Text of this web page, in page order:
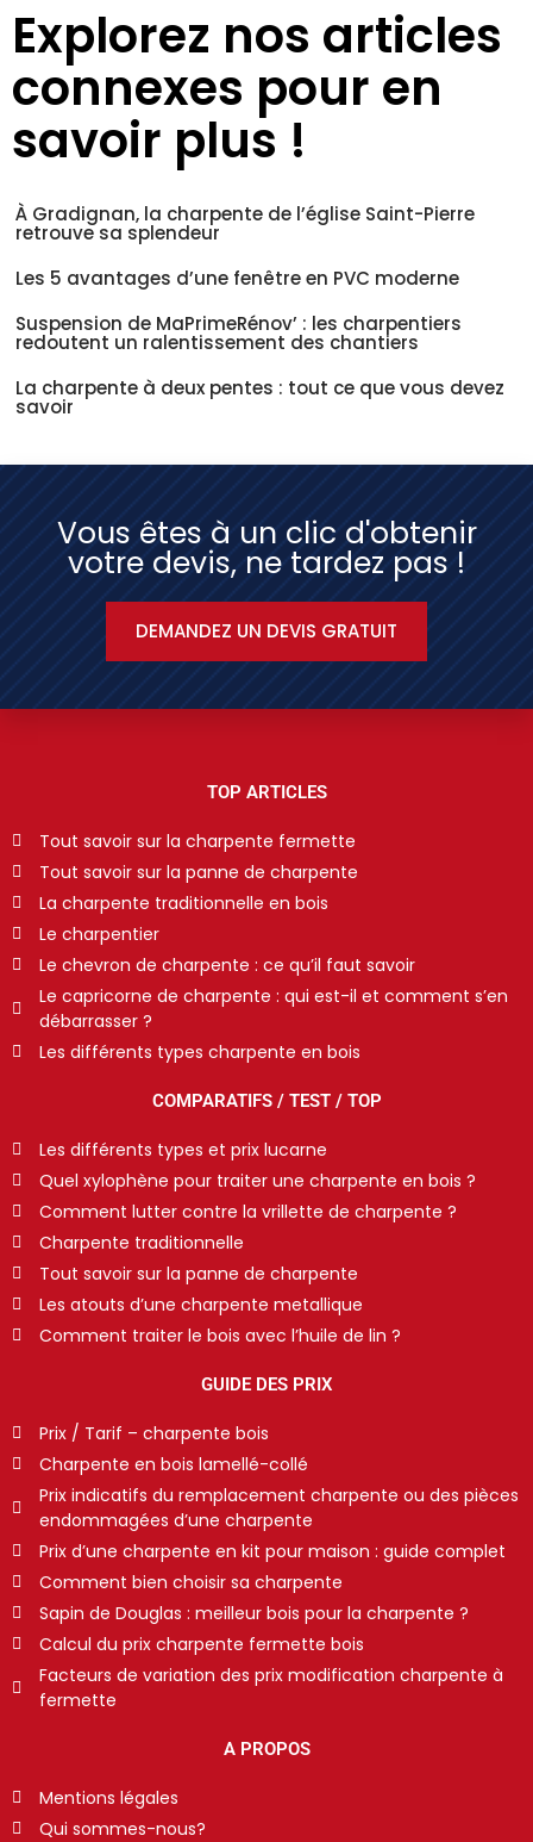
Explorez nos articles
connexes pour en
savoir plus !
À Gradignan, la charpente de l’église Saint-Pierre
retrouve sa splendeur
Les 5 avantages d’une fenêtre en PVC moderne
Suspension de MaPrimeRénov’ : les charpentiers
redoutent un ralentissement des chantiers
La charpente à deux pentes : tout ce que vous devez
savoir
Vous êtes à un clic d'obtenir
votre devis, ne tardez pas !
DEMANDEZ UN DEVIS GRATUIT
TOP ARTICLES
Tout savoir sur la charpente fermette
Tout savoir sur la panne de charpente
La charpente traditionnelle en bois
Le charpentier
Le chevron de charpente : ce qu’il faut savoir
Le capricorne de charpente : qui est-il et comment s’en
débarrasser ?
Les différents types charpente en bois
COMPARATIFS / TEST / TOP
Les différents types et prix lucarne
Quel xylophène pour traiter une charpente en bois ?
Comment lutter contre la vrillette de charpente ?
Charpente traditionnelle
Tout savoir sur la panne de charpente
Les atouts d’une charpente metallique
Comment traiter le bois avec l’huile de lin ?
GUIDE DES PRIX
Prix / Tarif – charpente bois
Charpente en bois lamellé-collé
Prix indicatifs du remplacement charpente ou des pièces
endommagées d’une charpente
Prix d’une charpente en kit pour maison : guide complet
Comment bien choisir sa charpente
Sapin de Douglas : meilleur bois pour la charpente ?
Calcul du prix charpente fermette bois
Facteurs de variation des prix modification charpente à
fermette
A PROPOS
Mentions légales
Qui sommes-nous?